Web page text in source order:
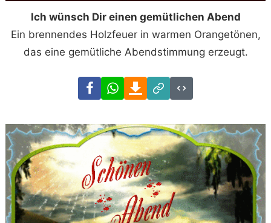
Ich wünsch Dir einen gemütlichen Abend
Ein brennendes Holzfeuer in warmen Orangetönen,
das eine gemütliche Abendstimmung erzeugt.
FacebookWhatsAppDownload
Link
Code